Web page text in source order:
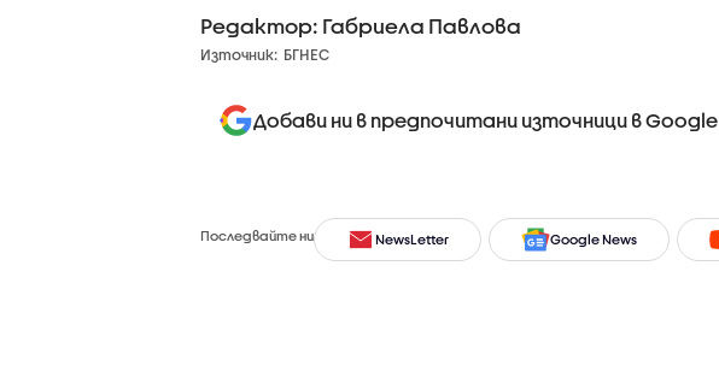
Редактор: Габриела Павлова
Източник: БГНЕС
Добави ни в предпочитани източници в Google
Последвайте ни NewsLetter Google News